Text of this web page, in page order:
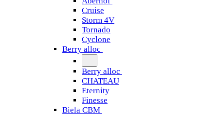
Cruise
Storm 4V
Tornado
Сyclone
Berry alloc
Berry alloc
CHATEAU
Eternity
Finesse
Biela CBM